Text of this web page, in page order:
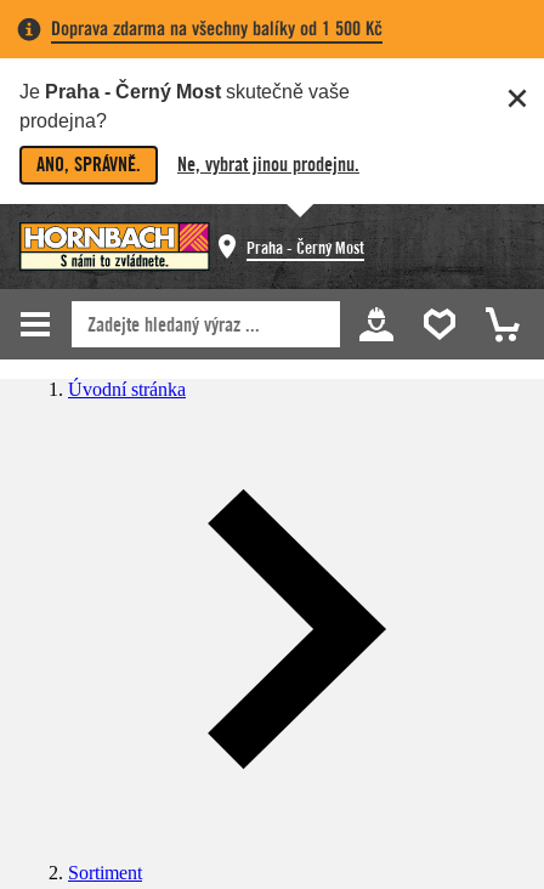
Doprava zdarma na všechny balíky od 1 500 Kč
Je Praha - Černý Most skutečně vaše
prodejna?
ANO, SPRÁVNĚ. Ne, vybrat jinou prodejnu.
Praha - Černý Most
Úvodní stránka
Sortiment